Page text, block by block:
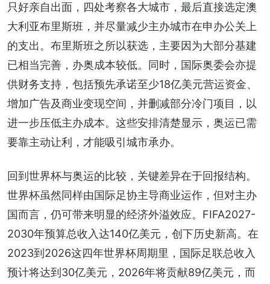
只好亲自出面，四处考察各大城市，最后直接选定澳
大利亚布里斯班，并尽量减少主办城市在申办公关上
的支出。布里斯班之所以获选，主要因为大部分基建
已相当完善，办奥成本较低。同时，国际奥委会亦提
供财务支持，包括预先承诺至少18亿美元营运资金、
增加广告及商业变现空间，并删减部分冷门项目，以
进一步压低主办成本。这些安排清楚显示，奥运已需
要靠主动让利，才能吸引城市承办。
回到世界杯与奥运的比较，关键差异在于回报结构。
世界杯虽然同样由国际足协主导商业运作，但对主办
国而言，仍可带来明显的经济外溢效应。FIFA2027-
2030年预算总收入达140亿美元，创下历史新高。在
2023到2026这四年世界杯周期里，国际足联总收入
预计将达到30亿美元，2026年将贡献89亿美元，而